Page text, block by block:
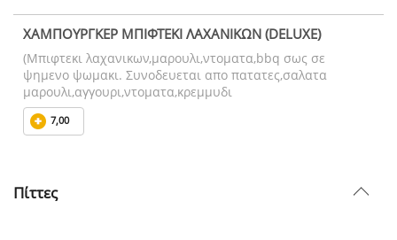
ΧΑΜΠΟΥΡΓΚΕΡ ΜΠΙΦΤΕΚΙ ΛΑΧΑΝΙΚΩΝ (DELUXE)
(Μπιφτεκι λαχανικων,μαρουλι,ντοματα,bbq σως σε
ψημενο ψωμακι. Συνοδευεται απο πατατες,σαλατα
μαρουλι,αγγουρι,ντοματα,κρεμμυδι
7,00
Πίττες